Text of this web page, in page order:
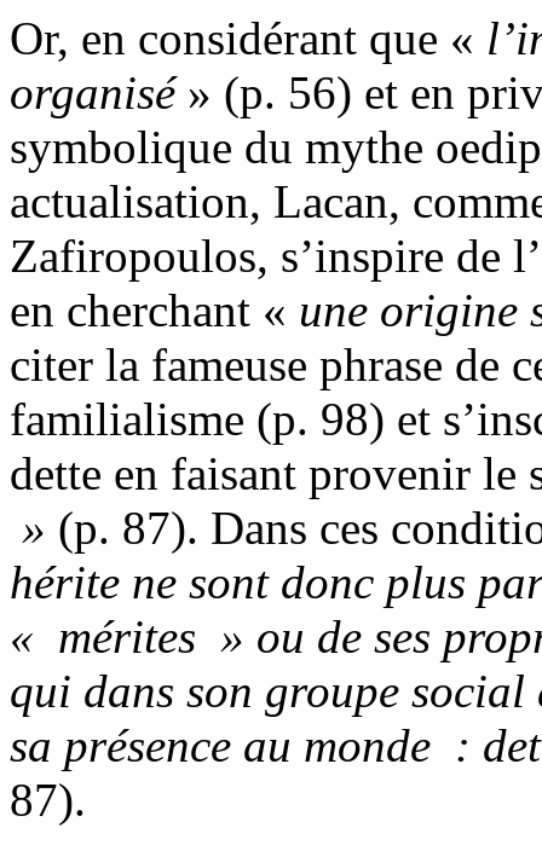
Or, en considérant que « l’i
organisé» (p. 56) et en
symbolique du mythe
actualisation, Lacan,
Zafiropoulos, s’inspire de
en cherchant « une origine
citer la fameuse phrase de
familialisme (p. 98) et
dette en faisant provenir le
» (p. 87). Dans ces
hérite ne sont donc plus
« mérites » ou de ses pr
qui dans son groupe social
sa présence au monde : det
87).